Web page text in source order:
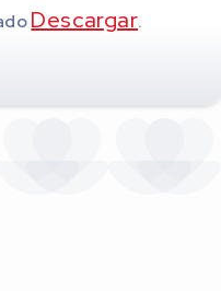
Descargar.